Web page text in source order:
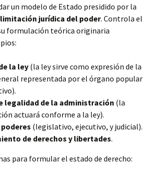
un modelo de Estado presidido por la
limitación jurídica del poder. Controla el
formulación teórica originaria
la ley (la ley sirve como expresión de la
representada por el órgano popular
legalidad de la administración (la
actuará conforme a la ley).
(legislativo, ejecutivo, y judicial).
de derechos y libertades.
para formular el estado de derecho: